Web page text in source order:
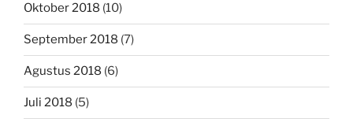
Oktober 2018 (10)
September 2018 (7)
Agustus 2018 (6)
Juli 2018 (5)